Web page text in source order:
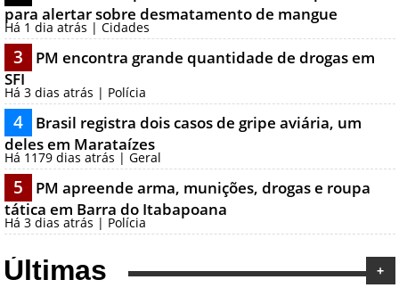
para alertar sobre desmatamento de mangue
Há 1 dia atrás | Cidades
3
PM encontra grande quantidade de drogas em
SFI
Há 3 dias atrás | Polícia
4
Brasil registra dois casos de gripe aviária, um
deles em Marataízes
Há 1179 dias atrás | Geral
5
PM apreende arma, munições, drogas e roupa
tática em Barra do Itabapoana
Há 3 dias atrás | Polícia
Últimas +